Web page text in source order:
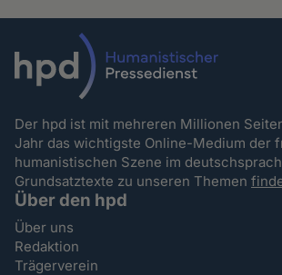
Der hpd ist mit mehreren Millionen
Jahr das wichtigste Online-Medium der
humanistischen Szene im
Grundsatztexte zu unseren Themen
Über den hpd
Über uns
Redaktion
Trägerverein